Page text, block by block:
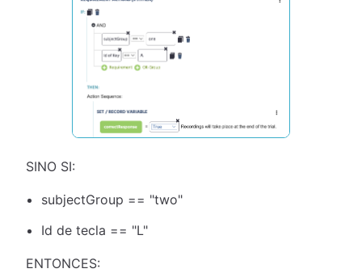
SINO SI:
subjectGroup == "two"
Id de tecla == "L"
ENTONCES: